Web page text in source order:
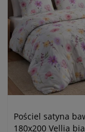
Pościel satyna
180x200 Vellia